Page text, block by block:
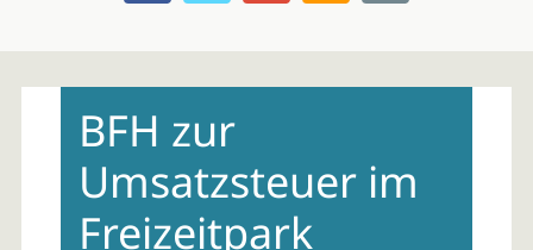
contentBFH zur
Umsatzsteuer im
Freizeitpark